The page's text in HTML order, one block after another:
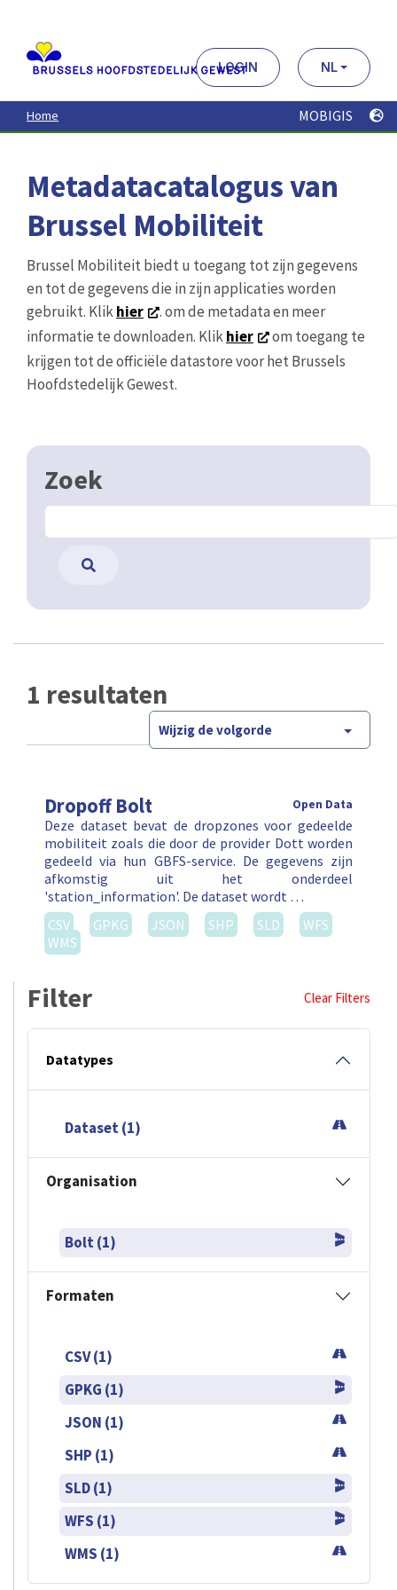
contenu
principal
LOGIN NL
Home MOBIGIS
Metadatacatalogus van
Brussel Mobiliteit
Brussel Mobiliteit biedt u toegang tot zijn gegevens
en tot de gegevens die in zijn applicaties worden
gebruikt. Klikhier
. om de metadata en meer
informatie te downloaden. Klikhier
om toegang te
krijgen tot de officiële datastore voor het Brussels
Hoofdstedelijk Gewest.
Zoek
1 resultaten
Wijzig de volgorde
Dropoff Bolt Open Data
Deze dataset bevat de dropzones voor gedeelde
mobiliteit zoals die door de provider Dott worden
gedeeld via hun GBFS-service. De gegevens zijn
afkomstig uit het onderdeel
'station_information'. De dataset wordt …
CSV
GPKG JSON SHP SLD
WFS
WMS
Filter Clear Filters
Datatypes
Dataset (1)
Organisation
Bolt (1)
Formaten
CSV (1)
GPKG (1)
JSON (1)
SHP (1)
SLD (1)
WFS (1)
WMS (1)